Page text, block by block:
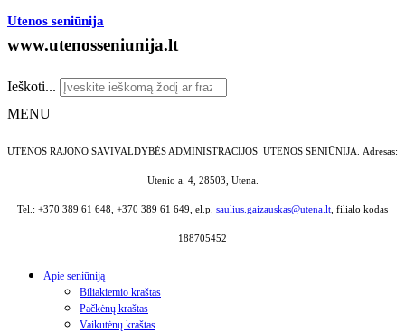
Utenos seniūnija
www.utenosseniunija.lt
Ieškoti...
MENU
UTENOS RAJONO SAVIVALDYBĖS ADMINISTRACIJOS UTENOS SENIŪNIJA. Adresas:
Utenio a. 4, 28503, Utena.
Tel.: +370 389 61 648, +370 389 61 649, el.p. saulius.gaizauskas@utena.lt, filialo kodas
188705452
Apie seniūniją
Biliakiemio kraštas
Pačkėnų kraštas
Vaikutėnų kraštas